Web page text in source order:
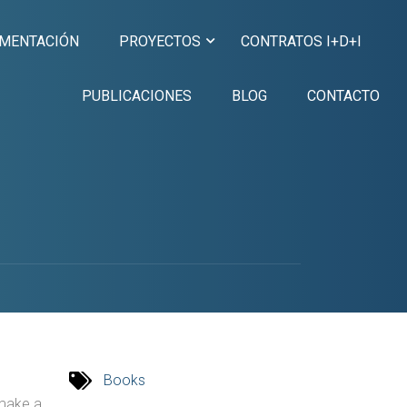
PROYECTOS CONTRATOS I+D+I
PUBLICACIONES BLOG CONTACTO
Books